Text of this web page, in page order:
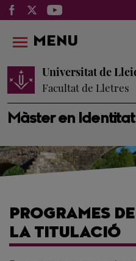
Màster en
Universitat de
Facultat de Lletres
MENU
PROGRAMES
LA TITULACIÓ